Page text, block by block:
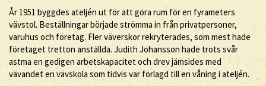
År 1951 byggdes ateljén ut för att göra rum för en fyrameters
vävstol. Beställningar började strömma in från privatpersoner,
varuhus och företag. Fler väverskor rekryterades, som mest hade
företaget tretton anställda. Judith Johansson hade trots svår
astma en gedigen arbetskapacitet och drev jämsides med
vävandet en vävskola som tidvis var förlagd till en våning i ateljén.